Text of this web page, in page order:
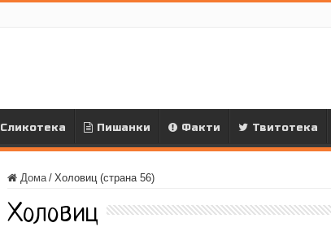
Сликотека Пишанки Факти Твитотека
Дома / Холовиц (страна 56)
Холовиц